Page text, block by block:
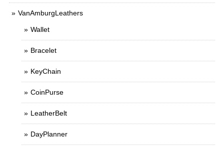
VanAmburgLeathers
Wallet
Bracelet
KeyChain
CoinPurse
LeatherBelt
DayPlanner